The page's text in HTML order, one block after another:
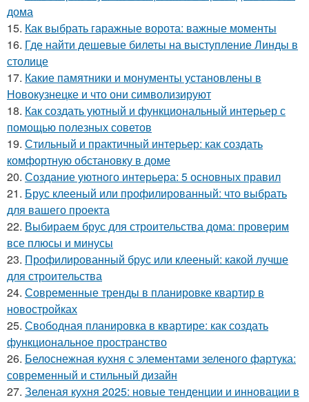
дома
15. Как выбрать гаражные ворота: важные моменты
16. Где найти дешевые билеты на выступление Линды в
столице
17. Какие памятники и монументы установлены в
Новокузнецке и что они символизируют
18. Как создать уютный и функциональный интерьер с
помощью полезных советов
19. Стильный и практичный интерьер: как создать
комфортную обстановку в доме
20. Создание уютного интерьера: 5 основных правил
21. Брус клееный или профилированный: что выбрать
для вашего проекта
22. Выбираем брус для строительства дома: проверим
все плюсы и минусы
23. Профилированный брус или клееный: какой лучше
для строительства
24. Современные тренды в планировке квартир в
новостройках
25. Свободная планировка в квартире: как создать
функциональное пространство
26. Белоснежная кухня с элементами зеленого фартука:
современный и стильный дизайн
27. Зеленая кухня 2025: новые тенденции и инновации в